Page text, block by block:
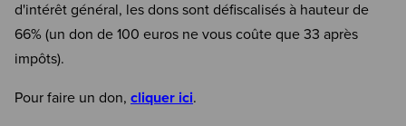
d'intérêt général, les dons sont défiscalisés à hauteur de
66% (un don de 100 euros ne vous coûte que 33 après
impôts).
Pour faire un don, cliquer ici.